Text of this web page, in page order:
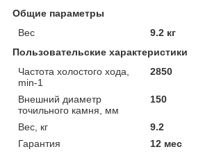
Общие параметры
Вес
9.2 кг
Пользовательские характеристики
Частота холостого хода,
min-1
2850
Внешний диаметр
точильного камня, мм
150
Вес, кг
9.2
Гарантия
12 мес